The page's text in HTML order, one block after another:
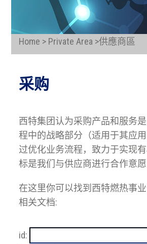
Home > Private Area >供應商區
采购
西特集团认为采购产品和服务
程中的战略部分（适用于其应
过优化业务流程，致力于实现
标是我们与供应商进行合作意
在这里你可以找到西特燃热事
相关文档:
id: